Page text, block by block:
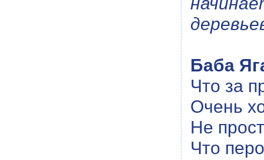
Баба
Что за
Очень
Не
Что